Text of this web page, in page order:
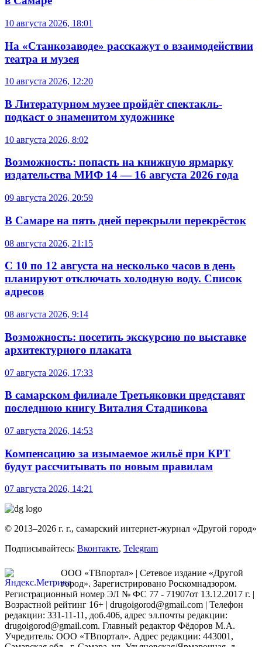
10 августа 2026, 18:01
На «Станкозаводе» расскажут о взаимодействии
театра и музея
10 августа 2026, 12:20
В Литературном музее пройдёт спектакль-
подкаст о знаменитом художнике
10 августа 2026, 8:02
Возможность: попасть на книжную ярмарку
издательства МИФ 14 — 16 августа 2026 года
09 августа 2026, 20:59
В Самаре на пять дней перекрыли перекрёсток
08 августа 2026, 21:15
С 10 по 12 августа на несколько часов в день
планируют отключать холодную воду. Список
адресов
08 августа 2026, 9:14
Возможность: посетить экскурсию по выставке
архитектурного плаката
07 августа 2026, 17:33
В самарском филиале Третьяковки представят
последнюю книгу Виталия Стадникова
07 августа 2026, 14:53
Компенсацию за изымаемое жильё при КРТ
будут рассчитывать по новым правилам
07 августа 2026, 14:21
© 2013–2026 г. г., самарский интернет-журнал «Другой город»
Подписывайтесь: Вконтакте, Telegram
ООО «ТВпортал» | Сетевое издание «Другой
город». Зарегистрировано Роскомнадзором.
Регистрационный номер ЭЛ № ФС 77 - 71907от 13.12.2017 г. |
Возрастной рейтинг 16+ | drugoigorod@gmail.com | Телефон
редакции: 331-11-11, доб.406, адрес эл.почты редакции:
drugoigorod@gmail.com. Главный редактор Фёдоров М.А.
Учредитель: ООО «ТВпортал». Адрес редакции: 443001,